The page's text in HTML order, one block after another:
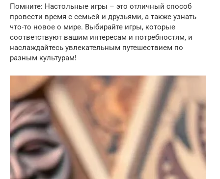
Помните: Настольные игры – это отличный способ
провести время с семьей и друзьями, а также узнать
что-то новое о мире. Выбирайте игры, которые
соответствуют вашим интересам и потребностям, и
наслаждайтесь увлекательным путешествием по
разным культурам!